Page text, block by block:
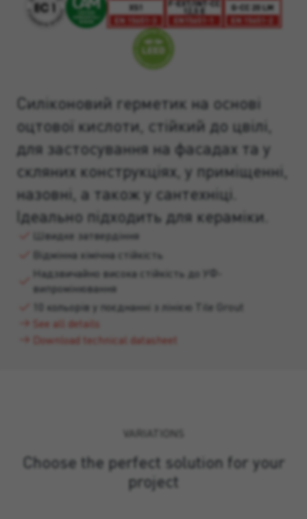
Силіконовий герметик на основі
оцтової кислоти, стійкий до цвілі,
для застосування на фасадах та у
скляних конструкціях, у приміщенні,
назовні, а також у сантехніці.
Ідеально підходить для кераміки.
Швидке затвердіння
Відмінна хімічна стійкість
Надзвичайно висока стійкість до УФ-
випромінювання
10 кольорів у поєднанні з лінією Tile Grout
See all details
Download technical datasheet
VARIATIONS
Choose the perfect solution for your
project